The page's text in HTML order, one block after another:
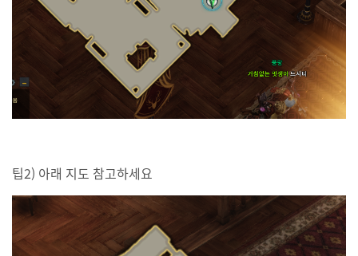
팁2) 아래 지도 참고하세요